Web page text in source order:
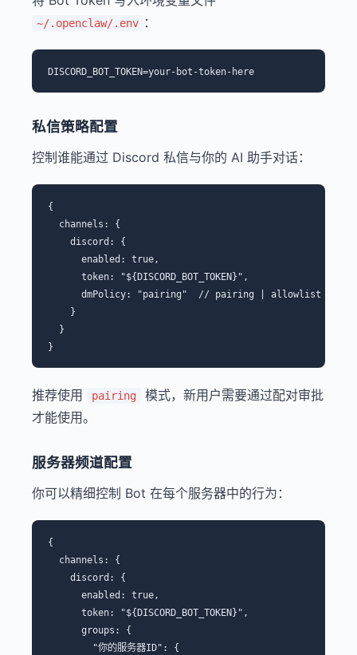
~/.openclaw/.env ：
私信策略配置
控制谁能通过 Discord 私信与你的 AI 助手对话：
{
  channels: {
    discord: {
      enabled: true,
      token: "${DISCORD_BOT_TOKEN}",
dmPolicy: "pairing"  // pairing | allowlist |
    }
  }
推荐使用 pairing
模式，新用户需要通过配对审批
才能使用。
服务器频道配置
你可以精细控制 Bot 在每个服务器中的行为：
{
  channels: {
    discord: {
      enabled: true,
      token: "${DISCORD_BOT_TOKEN}",
      groups: {
        "你的服务器ID": {